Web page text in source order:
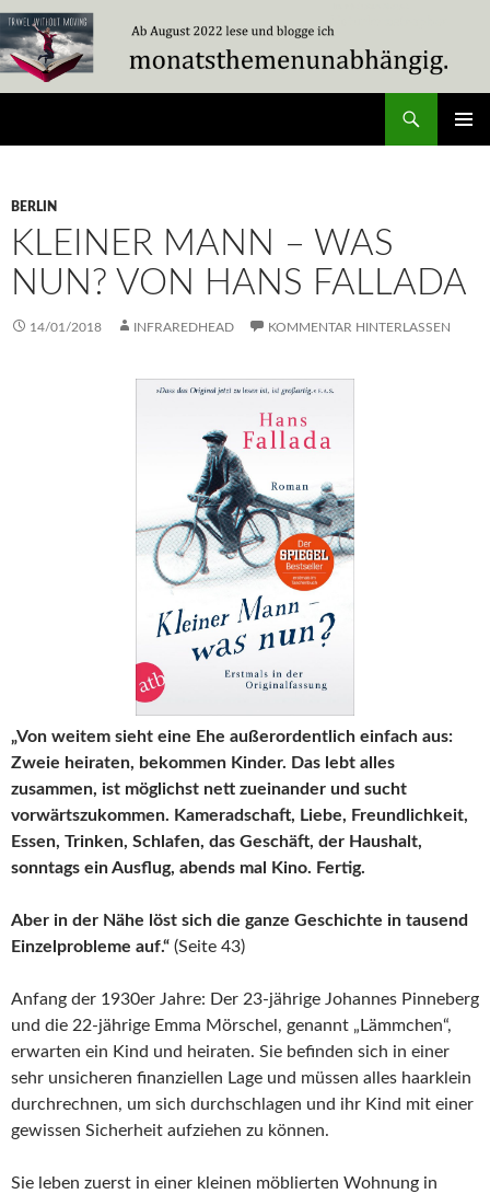
Zum
Inhalt
springen
BERLIN
KLEINER MANN – WAS
NUN? VON HANS FALLADA
14/01/2018 INFRAREDHEAD KOMMENTAR HINTERLASSEN
„Von weitem sieht eine Ehe außerordentlich einfach aus:
Zweie heiraten, bekommen Kinder. Das lebt alles
zusammen, ist möglichst nett zueinander und sucht
vorwärtszukommen. Kameradschaft, Liebe, Freundlichkeit,
Essen, Trinken, Schlafen, das Geschäft, der Haushalt,
sonntags ein Ausflug, abends mal Kino. Fertig.
Aber in der Nähe löst sich die ganze Geschichte in tausend
Einzelprobleme auf.“ (Seite 43)
Anfang der 1930er Jahre: Der 23-jährige Johannes Pinneberg
und die 22-jährige Emma Mörschel, genannt „Lämmchen“,
erwarten ein Kind und heiraten. Sie befinden sich in einer
sehr unsicheren finanziellen Lage und müssen alles haarklein
durchrechnen, um sich durchschlagen und ihr Kind mit einer
gewissen Sicherheit aufziehen zu können.
Sie leben zuerst in einer kleinen möblierten Wohnung in